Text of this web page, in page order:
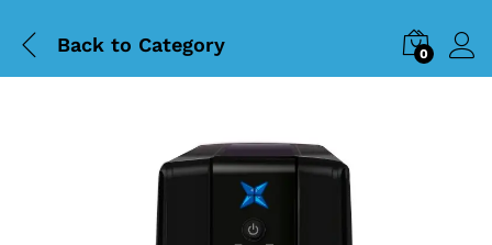
Back to Category 0